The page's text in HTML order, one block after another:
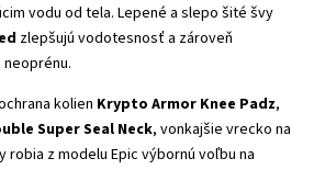
vodu od tela. Lepené a slepo šité švy
zlepšujú vodotesnosť a zároveň
kolien Krypto Armor Knee Padz,
Super Seal Neck, vonkajšie vrecko na
robia z modelu Epic výbornú voľbu na